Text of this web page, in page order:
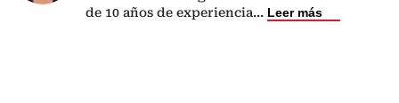
de 10 años de experiencia... Leer más